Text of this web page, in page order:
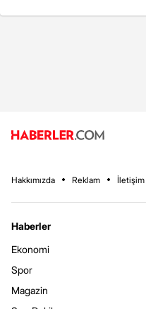
Hakkımızda Reklam İletişim
Haberler
Ekonomi
Spor
Magazin